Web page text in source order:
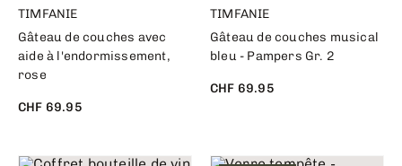
TIMFANIE
Gâteau de couches avec
aide à l'endormissement,
rose
CHF 69.95
TIMFANIE
Gâteau de couches musical
bleu - Pampers Gr. 2
CHF 69.95